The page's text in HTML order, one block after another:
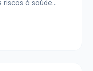
à saúde…